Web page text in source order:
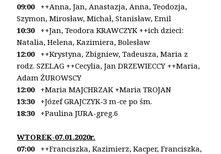
09:00++Anna, Jan, Anastazja, Anna, Teodozja,
Szymon,Mirosław, Michał, Stanisław, Emil
10:30 ++Jan, Teodora KRAWCZYK ++ich dzieci:
Natalia, Helena, Kazimiera, Bolesław
12:00 ++Krystyna, Zbigniew, Tadeusza, Maria z
rodz.SZELAG ++Cecylia, Jan DRZEWIECCY ++Maria,
Adam ŻUROWSCY
12:00 +Maria MAJCHRZAK +Maria TROJAN
13:30 +Józef GRAJCZYK-3 m-ce po śm.
18:30 +Paulina JURA-greg.6
WTOREK-07.01.2020r.
07:00++Franciszka, Kazimierz, Kacper, Franciszka,